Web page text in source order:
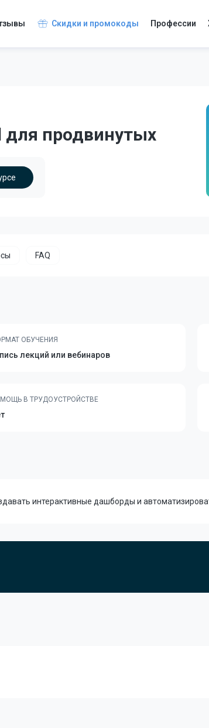
Скидки и промокоды Профессии
для продвинутых
FAQ
ОБУЧЕНИЯ
лекций или вебинаров
В ТРУДОУСТРОЙСТВЕ
интерактивные дашборды и